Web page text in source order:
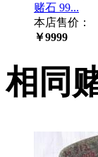
赌石 99...
本店售价：
￥9999
相同